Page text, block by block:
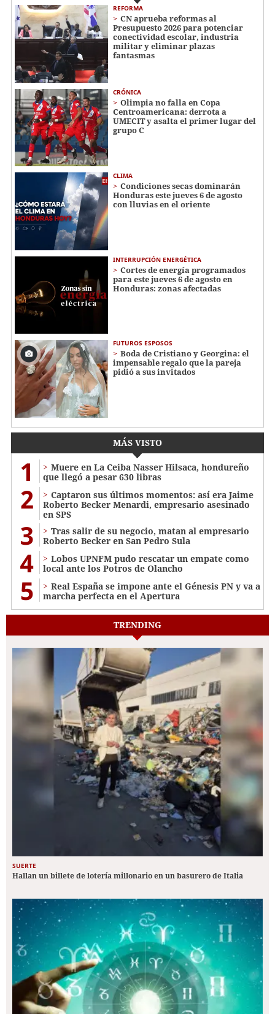
REFORMA
CN aprueba reformas al
Presupuesto 2026 para potenciar
conectividad escolar, industria
militar y eliminar plazas
fantasmas
CRÓNICA
Olimpia no falla en Copa
Centroamericana: derrota a
UMECIT y asalta el primer lugar del
grupo C
CLIMA
Condiciones secas dominarán
Honduras este jueves 6 de agosto
con lluvias en el oriente
INTERRUPCIÓN ENERGÉTICA
Cortes de energía programados
para este jueves 6 de agosto en
Honduras: zonas afectadas
FUTUROS ESPOSOS
Boda de Cristiano y Georgina: el
impensable regalo que la pareja
pidió a sus invitados
MÁS VISTO
1
Muere en La Ceiba Nasser Hilsaca, hondureño
que llegó a pesar 630 libras
2
Captaron sus últimos momentos: así era Jaime
Roberto Becker Menardi​​​, empresario asesinado
en SPS
3
Tras salir de su negocio, matan al empresario
Roberto Becker en San Pedro Sula
4
Lobos UPNFM pudo rescatar un empate como
local ante los Potros de Olancho
5
Real España se impone ante el Génesis PN y va a
marcha perfecta en el Apertura
TRENDING
SUERTE
Hallan un billete de lotería millonario en un basurero de Italia